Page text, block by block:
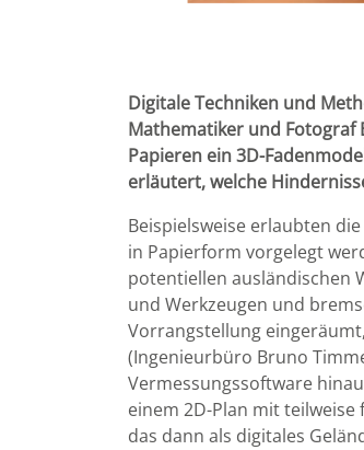
Digitale Techniken und
Mathematiker und Fotograf
Papieren ein 3D-
erläutert, welche
Beispielsweise erlaubten
in Papierform vorgelegt
potentiellen ausländischen
und Werkzeugen und
Vorrangstellung
(Ingenieurbüro Bruno
Vermessungssoftware
einem 2D-Plan mit
das dann als digitales